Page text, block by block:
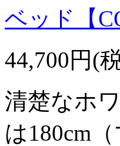
ベッド【
44,700円(
清楚なホ
は180cm